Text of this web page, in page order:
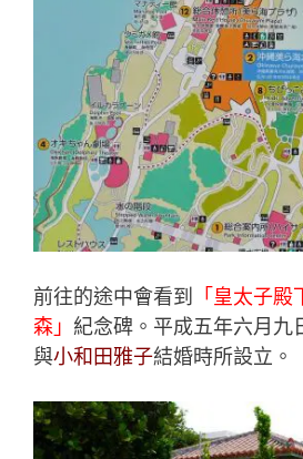
前往的途中會看到 「皇太子
森」 紀念碑。平成五年六月九
與小和田雅子結婚時所設立。